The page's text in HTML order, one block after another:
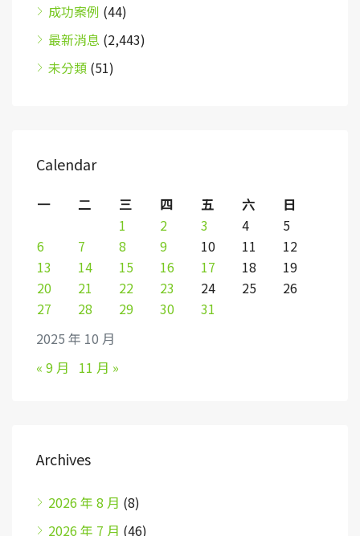
成功案例 (44)
最新消息 (2,443)
未分類 (51)
Calendar
2025 年 10 月
一 二 三 四 五 六
日
1
2 3 4
5
6
7 8 9 10 11
12
13
14 15 16 17 18
19
20
21 22 23 24 25
26
27
28 29 30 31
« 9 月 11 月 »
Archives
2026 年 8 月 (8)
2026 年 7 月 (46)